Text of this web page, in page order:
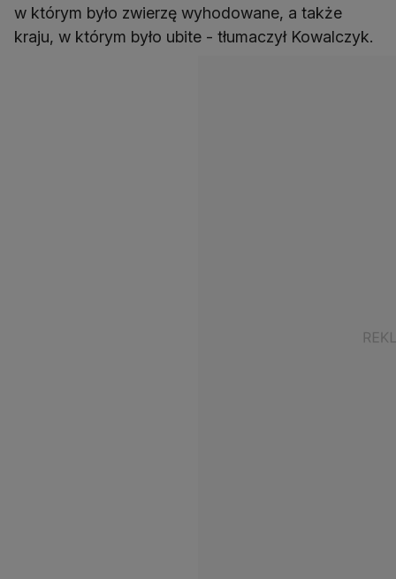
w którym było zwierzę wyhodowane, a także
kraju, w którym było ubite - tłumaczył Kowalczyk.